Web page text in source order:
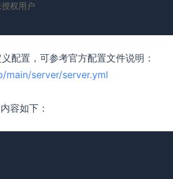
权用户
配置，可参考官方配置文件说明：
server/server.yml
容如下：